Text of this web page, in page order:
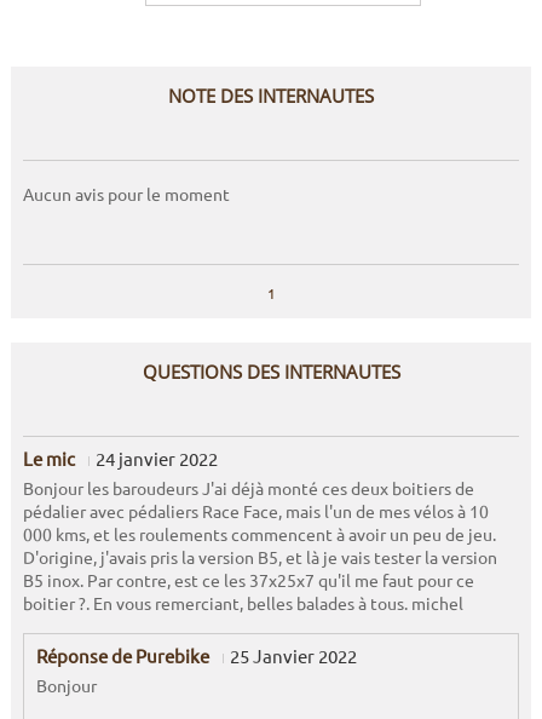
NOTE DES INTERNAUTES
Aucun avis pour le moment
1
QUESTIONS DES INTERNAUTES
Le mic 24 janvier 2022
Bonjour les baroudeurs J'ai déjà monté ces deux boitiers de
pédalier avec pédaliers Race Face, mais l'un de mes vélos à 10
000 kms, et les roulements commencent à avoir un peu de jeu.
D'origine, j'avais pris la version B5, et là je vais tester la version
B5 inox. Par contre, est ce les 37x25x7 qu'il me faut pour ce
boitier ?. En vous remerciant, belles balades à tous. michel
Réponse de Purebike 25 Janvier 2022
Bonjour